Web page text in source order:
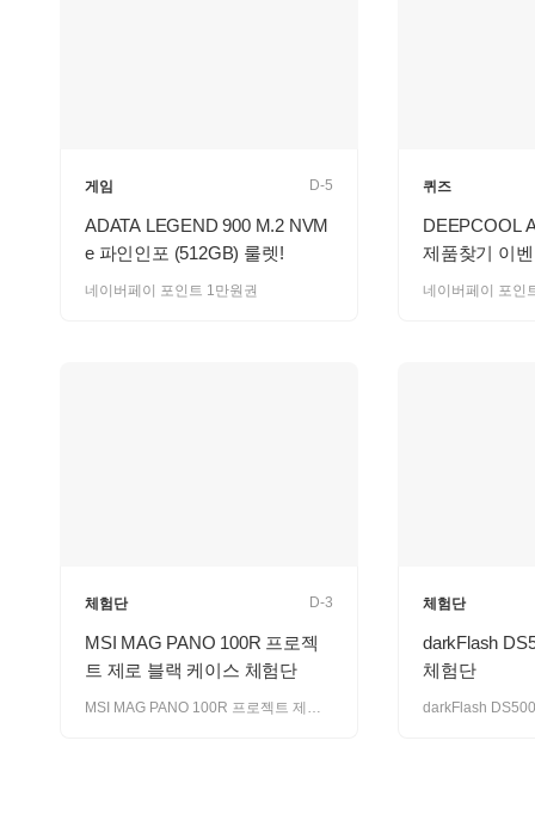
게임 D-5
ADATA LEGEND 900 M.2 NVM
e 파인인포 (512GB) 룰렛!
네이버페이 포인트 1만원권
퀴즈
DEEPCOOL
제품찾기 이
네이버페이 포인
체험단 D-3
MSI MAG PANO 100R 프로젝
트 제로 블랙 케이스 체험단
MSI MAG PANO 100R 프로젝트 제로(블랙)
체험단
darkFlash
체험단